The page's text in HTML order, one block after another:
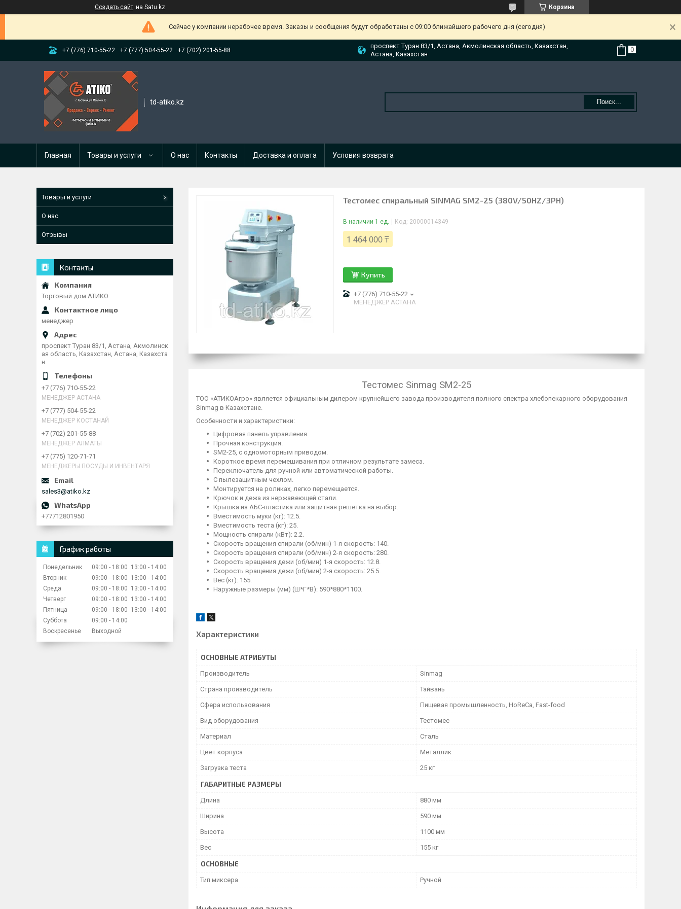
Создать сайт на Satu.kz Корзина
Сейчас у компании нерабочее время. Заказы и сообщения будут обработаны с 09:00 ближайшего рабочего дня (сегодня)
+7 (776) 710-55-22 +7 (777) 504-55-22 +7 (702) 201-55-88
проспект Туран 83/1, Астана, Акмолинская область, Казахстан,
Астана, Казахстан
td-atiko.kz Поиск...
Главная Товары и услуги О нас Контакты Доставка и оплата Условия возврата
Тестомес спиральный SINMAG SM2-25 (380V/50HZ/3PH)
В наличии 1 ед. Код: 20000014349
1 464 000 ₸
Купить
+7 (776) 710-55-22
МЕНЕДЖЕР АСТАНА
Тестомес Sinmag SM2-25
ТОО «АТИКОАгро» является официальным дилером крупнейшего завода производителя полного спектра хлебопекарного оборудования
Sinmag в Казахстане.
Особенности и характеристики:
Цифровая панель управления.
Прочная конструкция.
SM2-25, с одномоторным приводом.
Короткое время перемешивания при отличном результате замеса.
Переключатель для ручной или автоматической работы.
С пылезащитным чехлом.
Монтируется на роликах, легко перемещается.
Крючок и дежа из нержавеющей стали.
Крышка из АБС-пластика или защитная решетка на выбор.
Вместимость муки (кг): 12.5.
Вместимость теста (кг): 25.
Мощность спирали (кВт): 2.2.
Скорость вращения спирали (об/мин) 1-я скорость: 140.
Скорость вращения спирали (об/мин) 2-я скорость: 280.
Скорость вращения дежи (об/мин) 1-я скорость: 12.8.
Скорость вращения дежи (об/мин) 2-я скорость: 25.5.
Вес (кг): 155.
Наружные размеры (мм) (Ш*Г*В): 590*880*1100.
Характеристики
ОСНОВНЫЕ АТРИБУТЫ
Производитель Sinmag
Страна производитель Тайвань
Сфера использования Пищевая промышленность, HoReCa, Fast-food
Вид оборудования Тестомес
Материал Сталь
Цвет корпуса Металлик
Загрузка теста 25 кг
ГАБАРИТНЫЕ РАЗМЕРЫ
Длина 880 мм
Ширина 590 мм
Высота 1100 мм
Вес 155 кг
ОСНОВНЫЕ
Тип миксера Ручной
Товары и услуги
О нас
Отзывы
Контакты
Торговый дом АТИКО
менеджер
проспект Туран 83/1, Астана, Акмолинск
ая область, Казахстан, Астана, Казахста
н
+7 (776) 710-55-22
МЕНЕДЖЕР АСТАНА
+7 (777) 504-55-22
МЕНЕДЖЕР КОСТАНАЙ
+7 (702) 201-55-88
МЕНЕДЖЕР АЛМАТЫ
+7 (775) 120-71-71
МЕНЕДЖЕРЫ ПОСУДЫ И ИНВЕНТАРЯ
sales3@atiko.kz
+77712801950
График работы
Понедельник 09:00 18:00 13:00
14:00
Вторник
09:00 18:00 13:00
14:00
Среда
09:00 18:00 13:00
14:00
Четверг
09:00 18:00 13:00
14:00
Пятница
09:00 18:00 13:00
14:00
Суббота
09:00
14:00
Воскресенье
Выходной